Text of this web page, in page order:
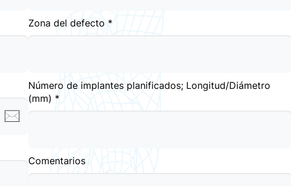
Zona del defecto *
Número de implantes planificados; Longitud/Diámetro
(mm) *
Comentarios